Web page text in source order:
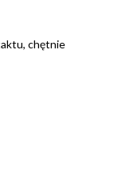
chętnie